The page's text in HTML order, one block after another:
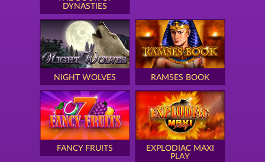
DYNASTIES
NIGHT WOLVES RAMSES BOOK
FANCY FRUITS
EXPLODIAC MAXI
PLAY